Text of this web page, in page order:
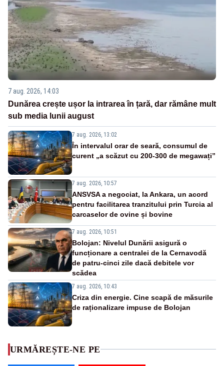
7 aug. 2026, 14:03
Dunărea crește ușor la intrarea în țară, dar rămâne mult
sub media lunii august
7 aug. 2026, 13:02
În intervalul orar de seară, consumul de
curent „a scăzut cu 200-300 de megawați”
7 aug. 2026, 10:57
ANSVSA a negociat, la Ankara, un acord
pentru facilitarea tranzitului prin Turcia al
carcaselor de ovine și bovine
7 aug. 2026, 10:51
Bolojan: Nivelul Dunării asigură o
funcționare a centralei de la Cernavodă
de patru-cinci zile dacă debitele vor
scădea
7 aug. 2026, 10:43
Criza din energie. Cine scapă de măsurile
de raționalizare impuse de Bolojan
URMĂREȘTE-NE PE